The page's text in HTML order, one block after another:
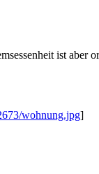
ist
wohnung.jpg]